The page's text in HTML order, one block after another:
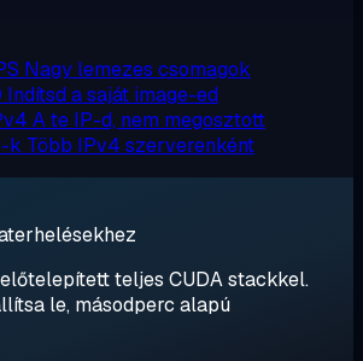
Nagy lemezes csomagok
Indítsd a saját image-ed
A te IP-d, nem megosztott
k Több IPv4 szerverenként
teljes CUDA stackkel.
le, másodperc alapú